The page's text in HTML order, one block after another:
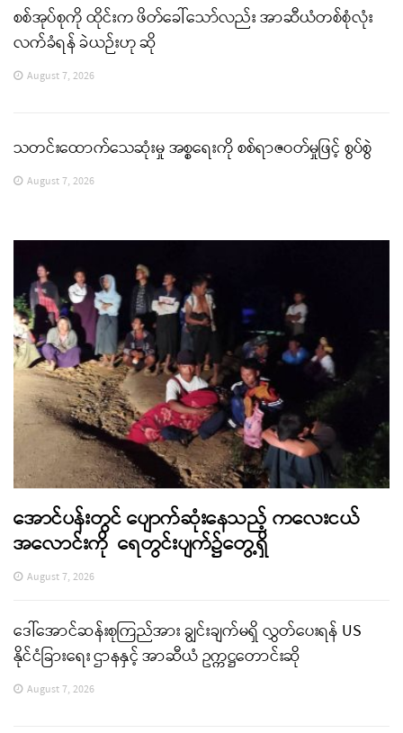
စစ်အုပ်စုကို ထိုင်းက ဖိတ်ခေါ်သော်လည်း အာဆီယံတစ်စုံလုံး
လက်ခံရန် ခဲယဉ်းဟု ဆို
August 7, 2026
သတင်းထောက်သေဆုံးမှု အစ္စရေးကို စစ်ရာဇဝတ်မှုဖြင့် စွပ်စွဲ
August 7, 2026
အောင်ပန်းတွင် ပျောက်ဆုံးနေသည့် ကလေးငယ်
အလောင်းကို ရေတွင်းပျက်၌တွေ့ရှိ
August 7, 2026
ဒေါ်အောင်ဆန်းစုကြည်အား ချွင်းချက်မရှိ လွှတ်ပေးရန် US
နိုင်ငံခြားရေး ဌာနနှင့် အာဆီယံ ဥက္ကဋ္ဌတောင်းဆို
August 7, 2026